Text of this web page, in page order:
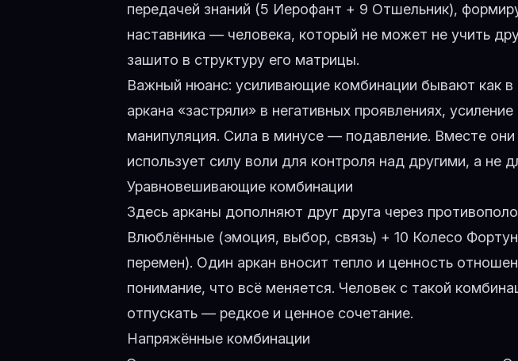
передачей знаний (5 Иерофант + 9 Отшельник),
наставника — человека, который не может не учить
зашито в структуру его матрицы.
Важный нюанс: усиливающие комбинации бывают как в
аркана «застряли» в негативных проявлениях,
манипуляция. Сила в минусе — подавление. Вместе
использует силу воли для контроля над другими, а не
Уравновешивающие комбинации
Здесь арканы дополняют друг друга через
Влюблённые (эмоция, выбор, связь) + 10 Колесо
перемен). Один аркан вносит тепло и ценность
понимание, что всё меняется. Человек с такой
отпускать — редкое и ценное сочетание.
Напряжённые комбинации